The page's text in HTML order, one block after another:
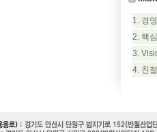
1. 경
2. 핵
3.
4. 친